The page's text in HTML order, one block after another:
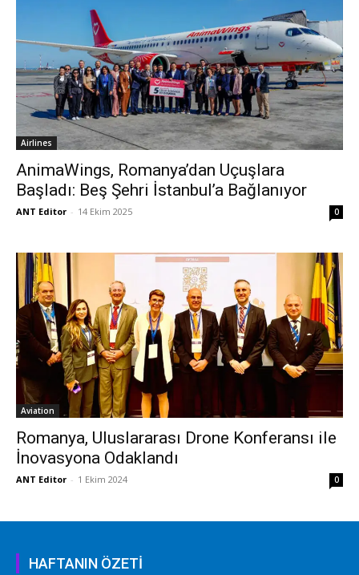
Airlines
AnimaWings, Romanya’dan Uçuşlara
Başladı: Beş Şehri İstanbul’a Bağlanıyor
ANT Editor - 14 Ekim 2025 0
Aviation
Romanya, Uluslararası Drone Konferansı ile
İnovasyona Odaklandı
ANT Editor - 1 Ekim 2024 0
HAFTANIN ÖZETİ